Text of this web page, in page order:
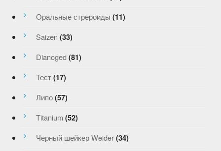
Оральные стрероиды (11)
Saizen (33)
Dianoged (81)
Тест (17)
Липо (57)
Titanium (52)
Черный шейкер Weider (34)